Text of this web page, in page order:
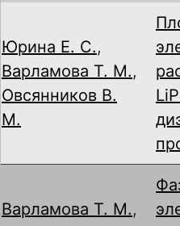
Юрина Е. С.,
Варламова Т. М.,
Овсянников В.
М.
Варламова Т. М.,